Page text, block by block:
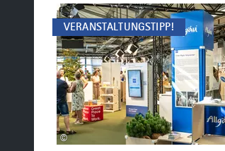
VERANSTALTUNGSTIPP!
©